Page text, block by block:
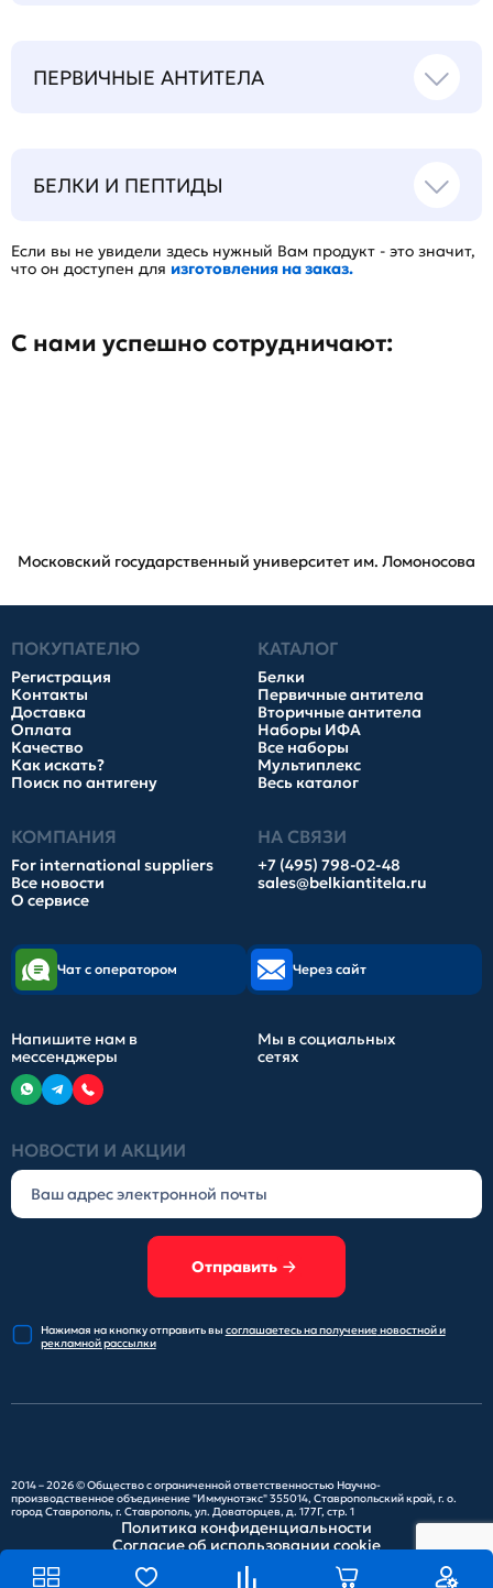
ПЕРВИЧНЫЕ АНТИТЕЛА
БЕЛКИ И ПЕПТИДЫ
Если вы не увидели здесь нужный Вам продукт - это значит,
что он доступен для изготовления на заказ.
С нами успешно сотрудничают:
Московский государственный университет им. Ломоносова
ПОКУПАТЕЛЮ
Регистрация
Контакты
Доставка
Оплата
Качество
Как искать?
Поиск по антигену
КАТАЛОГ
Белки
Первичные антитела
Вторичные антитела
Наборы ИФА
Все наборы
Мультиплекс
Весь каталог
КОМПАНИЯ
For international suppliers
Все новости
О сервисе
НА СВЯЗИ
+7 (495) 798-02-48
sales@belkiantitela.ru
НОВОСТИ И АКЦИИ
Отправить
Нажимая на кнопку отправитьвы соглашаетесь на получениеновостной и
рекламной рассылки
Чат с оператором Через сайт
Напишите нам в
мессенджеры
Мы в социальных
сетях
2014 – 2026 ©Общество с ограниченной ответственностью Научно-
производственное объединение "Иммунотэкс"355014, Ставропольский край, г. о.
город Ставрополь, г. Ставрополь, ул. Доваторцев, д. 177Г, стр. 1
Политика конфиденциальности
Согласие об использовании cookie
Карта сайта